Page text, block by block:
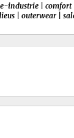
industrie comfort|
outerwear